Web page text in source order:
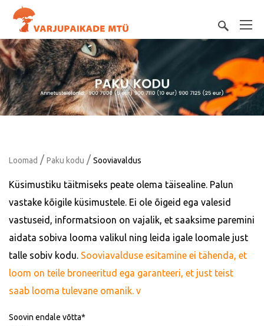
Loomad / Paku kodu / Sooviavaldus
Küsimustiku täitmiseks peate olema täisealine. Palun
vastake kõigile küsimustele. Ei ole õigeid ega valesid
vastuseid, informatsioon on vajalik, et saaksime paremini
aidata sobiva looma valikul ning leida igale loomale just
talle sobiv kodu. Sooviavalduse esitamine ei tähenda, et
loom on teile broneeritud ega garanteeri, et just teist
saab looma tulevane omanik. v
Soovin endale võtta